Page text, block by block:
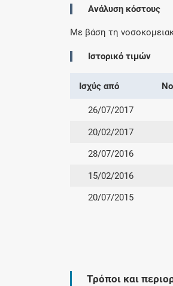
Ανάλυση κόστους
Με βάση τη
Ιστορικό τιμών
Ισχύς από
26/07/2017
20/02/2017
28/07/2016
15/02/2016
20/07/2015
Τρόποι και